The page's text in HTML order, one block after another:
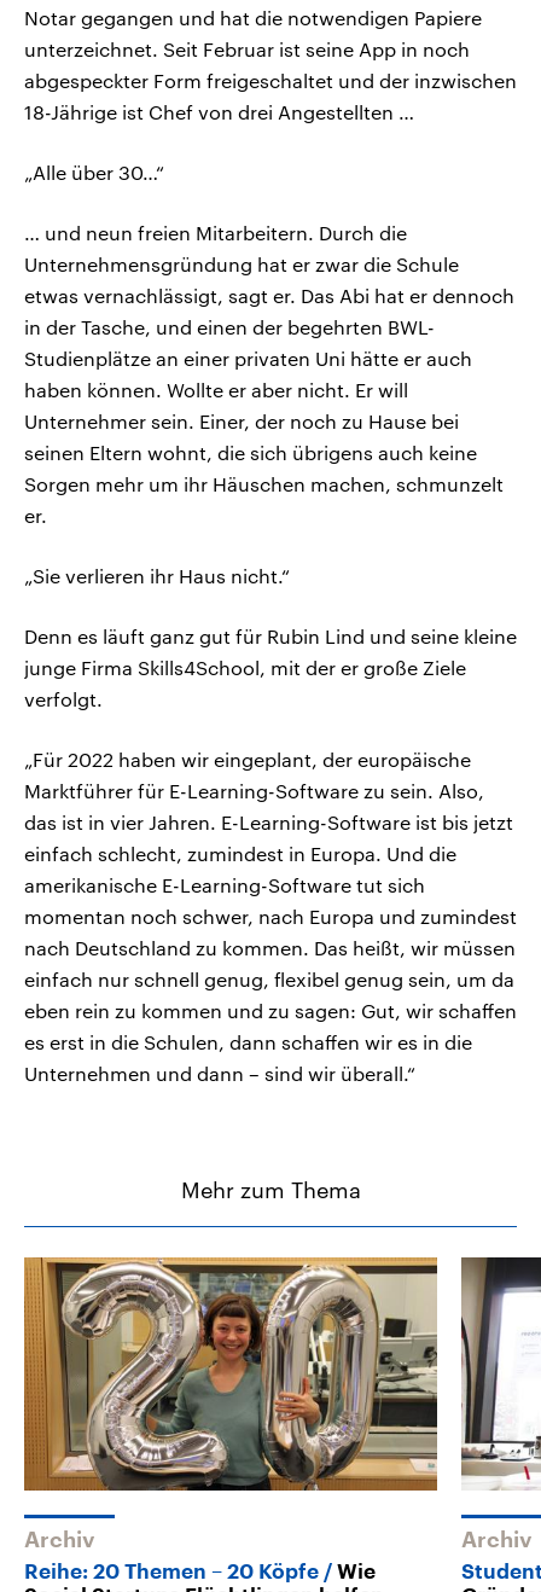
Notar gegangen und hat die notwendigen Papiere
unterzeichnet. Seit Februar ist seine App in noch
abgespeckter Form freigeschaltet und der inzwischen
18-Jährige ist Chef von drei Angestellten …
„Alle über 30…“
… und neun freien Mitarbeitern. Durch die
Unternehmensgründung hat er zwar die Schule
etwas vernachlässigt, sagt er. Das Abi hat er dennoch
in der Tasche, und einen der begehrten BWL-
Studienplätze an einer privaten Uni hätte er auch
haben können. Wollte er aber nicht. Er will
Unternehmer sein. Einer, der noch zu Hause bei
seinen Eltern wohnt, die sich übrigens auch keine
Sorgen mehr um ihr Häuschen machen, schmunzelt
er.
„Sie verlieren ihr Haus nicht.“
Denn es läuft ganz gut für Rubin Lind und seine kleine
junge Firma Skills4School, mit der er große Ziele
verfolgt.
„Für 2022 haben wir eingeplant, der europäische
Marktführer für E-Learning-Software zu sein. Also,
das ist in vier Jahren. E-Learning-Software ist bis jetzt
einfach schlecht, zumindest in Europa. Und die
amerikanische E-Learning-Software tut sich
momentan noch schwer, nach Europa und zumindest
nach Deutschland zu kommen. Das heißt, wir müssen
einfach nur schnell genug, flexibel genug sein, um da
eben rein zu kommen und zu sagen: Gut, wir schaffen
es erst in die Schulen, dann schaffen wir es in die
Unternehmen und dann – sind wir überall.“
Mehr zum Thema
Archiv
Reihe: 20 Themen – 20 Köpfe
Wie
Archiv